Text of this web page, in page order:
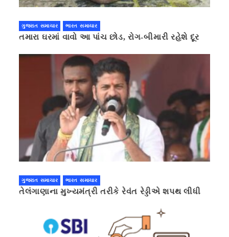
ગુજરાત સમાચાર ભારત સમાચાર
તમારા ઘરમાં વાવો આ પાંચ છોડ, રોગ-બીમારી રહેશે દૂર
ગુજરાત સમાચાર ભારત સમાચાર
તેલંગાણાના મુખ્યમંત્રી તરીકે રેવંત રેડ્ડીએ શપથ લીધી